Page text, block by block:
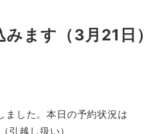
ます（3月21日）
した。本日の予約状況は
引越し扱い）